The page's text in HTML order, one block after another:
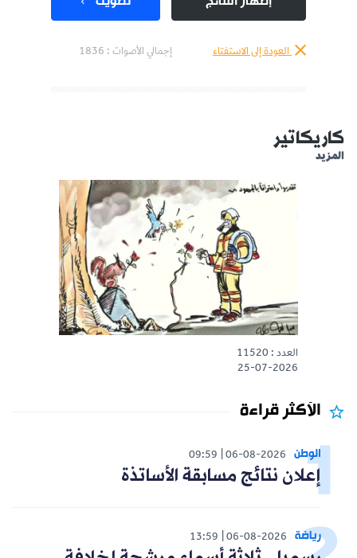
العودة إلى الاستفتاء إجمالي الأصوات : 1836
كاريكاتير
المزيد
العدد : 11520
25-07-2026
الأكثر قراءة
الوطن 06-08-2026
09:59
إعلان نتائج مسابقة الأساتذة
رياضة 06-08-2026
13:59